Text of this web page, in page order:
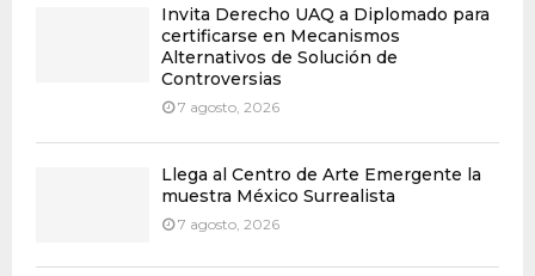
Invita Derecho UAQ a Diplomado para
certificarse en Mecanismos
Alternativos de Solución de
Controversias
7 agosto, 2026
Llega al Centro de Arte Emergente la
muestra México Surrealista
7 agosto, 2026